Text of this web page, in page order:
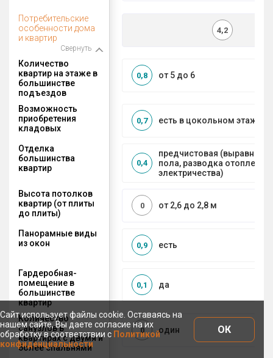
Потребительские
особенности дома
и квартир
Свернуть
4,2
Количество
квартир на этаже в
большинстве
подъездов
от 5 до 6
0,8
Возможность
приобретения
кладовых
есть в цокольном этаже
0,7
Отделка
большинства
квартир
предчистовая
пола, разводка отопления
электричества)
0,4
Высота потолков
квартир (от плиты
до плиты)
от 2,6 до 2,8 м
0
Панорамные виды
из окон
есть
0,9
Гардеробная-
помещение в
большинстве
квартир
да
0,1
Количество
санузлов в
квартирах с двумя и
более спальнями
один
0
Сайт использует файлы cookie. Оставаясь на
нашем сайте, Вы даете согласие на их
обработку в соответствии с Политикой
конфиденциальности
ОК